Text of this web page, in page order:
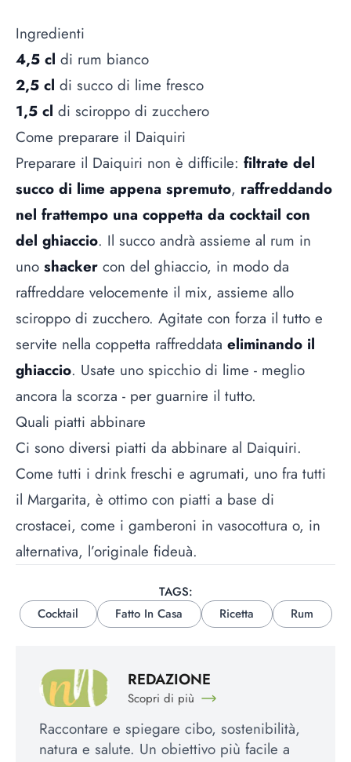
Ingredienti
4,5 cl di rum bianco
2,5 cl di succo di lime fresco
1,5 cl di sciroppo di zucchero
Come preparare il Daiquiri
Preparare il Daiquiri non è difficile: filtrate del
succo di lime appena spremuto, raffreddando
nel frattempo una coppetta da cocktail con
del ghiaccio. Il succo andrà assieme al rum in
uno shacker con del ghiaccio, in modo da
raffreddare velocemente il mix, assieme allo
sciroppo di zucchero. Agitate con forza il tutto e
servite nella coppetta raffreddata eliminando il
ghiaccio. Usate uno spicchio di lime - meglio
ancora la scorza - per guarnire il tutto.
Quali piatti abbinare
Ci sono diversi piatti da abbinare al Daiquiri.
Come tutti i drink freschi e agrumati, uno fra tutti
il Margarita, è ottimo con piatti a base di
crostacei, come i gamberoni in vasocottura o, in
alternativa, l’originale fideuà.
TAGS:
Cocktail
Fatto In Casa Ricetta Rum
REDAZIONE
Scopri di più
Raccontare e spiegare cibo, sostenibilità,
natura e salute. Un obiettivo più facile a